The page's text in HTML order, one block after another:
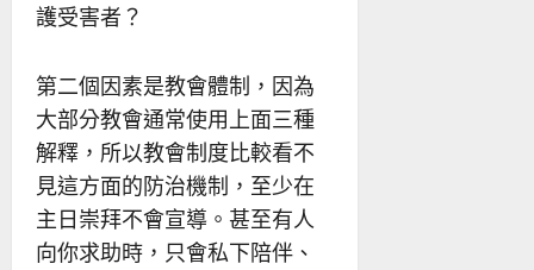
護受害者？
第二個因素是教會體制，因為
大部分教會通常使用上面三種
解釋，所以教會制度比較看不
見這方面的防治機制，至少在
主日崇拜不會宣導。甚至有人
向你求助時，只會私下陪伴、